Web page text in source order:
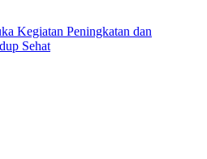
Kegiatan Peningkatan dan
Sehat